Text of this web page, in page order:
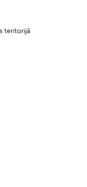
teritorijā